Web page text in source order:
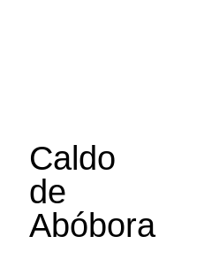
Caldo
de
Abóbora